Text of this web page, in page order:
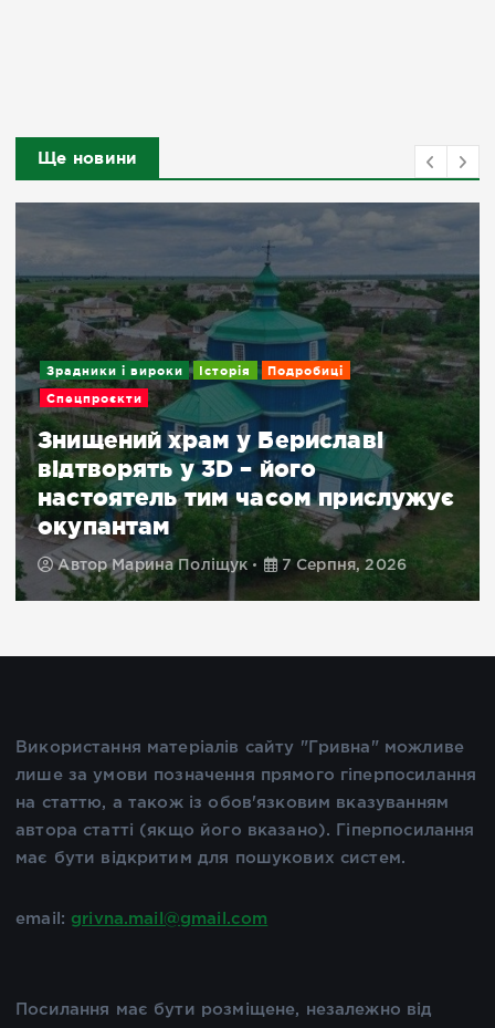
Ще новини
Зрадники і вироки Історія Подробиці
Спецпроєкти
Знищений храм у Бериславі
відтворять у 3D – його
настоятель тим часом прислужує
окупантам
Автор Марина Поліщук 7 Серпня, 2026
Використання матеріалів сайту "Гривна" можливе
лише за умови позначення прямого гіперпосилання
на статтю, а також із обов'язковим вказуванням
автора статті (якщо його вказано). Гіперпосилання
має бути відкритим для пошукових систем.
email: grivna.mail@gmail.com
Посилання має бути розміщене, незалежно від